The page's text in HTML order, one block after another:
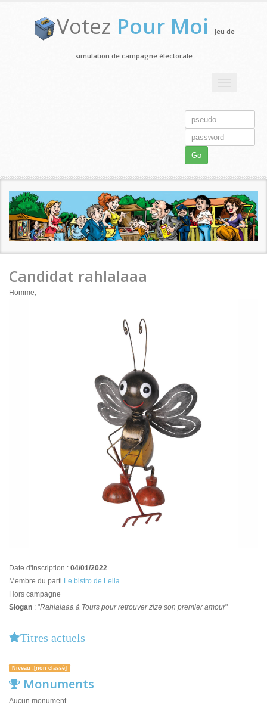
Votez Pour Moi Jeu de
simulation de campagne électorale
Go
Candidat rahlalaaa
Homme,
Date d'inscription : 04/01/2022
Membre du parti Le bistro de Leila
Hors campagne
Slogan : "Rahlalaaa à Tours pour retrouver zize son premier amour"
Titres actuels
Niveau :[non classé]
Monuments
Aucun monument